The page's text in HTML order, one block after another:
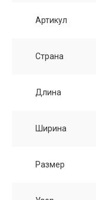
Артикул
Страна
Длина
Ширина
Размер